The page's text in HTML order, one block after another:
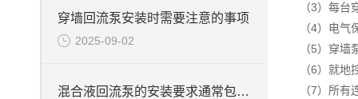
穿墙回流泵安装时需要注意的事项
2025-09-02
混合液回流泵的安装要求通常包括以下几个方面
（3）每
（4）电
（5）穿
（6）就地
（7）所